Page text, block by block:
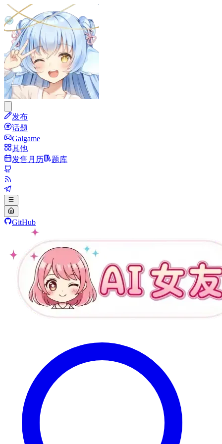
发布
话题
Galgame
其他
发售月历
题库
GitHub